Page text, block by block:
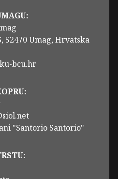
52470 Umag, Hrvatska
bcu.hr
"Santorio Santorio"